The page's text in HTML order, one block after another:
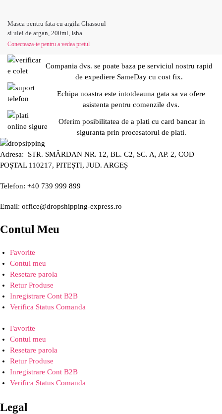
Masca pentru fata cu argila Ghassoul
si ulei de argan, 200ml, Isha
Conecteaza-te pentru a vedea pretul
Compania dvs. se poate baza pe serviciul nostru rapid
de expediere SameDay cu cost fix.
Echipa noastra este intotdeauna gata sa va ofere
asistenta pentru comenzile dvs.
Oferim posibilitatea de a plati cu card bancar in
siguranta prin procesatorul de plati.
Adresa: STR. SMÂRDAN NR. 12, BL. C2, SC. A, AP. 2, COD
POȘTAL 110217, PITEȘTI, JUD. ARGEȘ
Telefon: +40 739 999 899
Email: office@dropshipping-express.ro
Contul Meu
Favorite
Contul meu
Resetare parola
Retur Produse
Inregistrare Cont B2B
Verifica Status Comanda
Favorite
Contul meu
Resetare parola
Retur Produse
Inregistrare Cont B2B
Verifica Status Comanda
Legal